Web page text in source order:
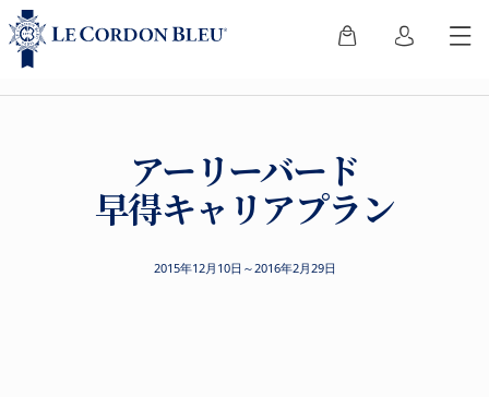
アーリーバード
早得キャリアプラン
2015年12月10日～2016年2月29日